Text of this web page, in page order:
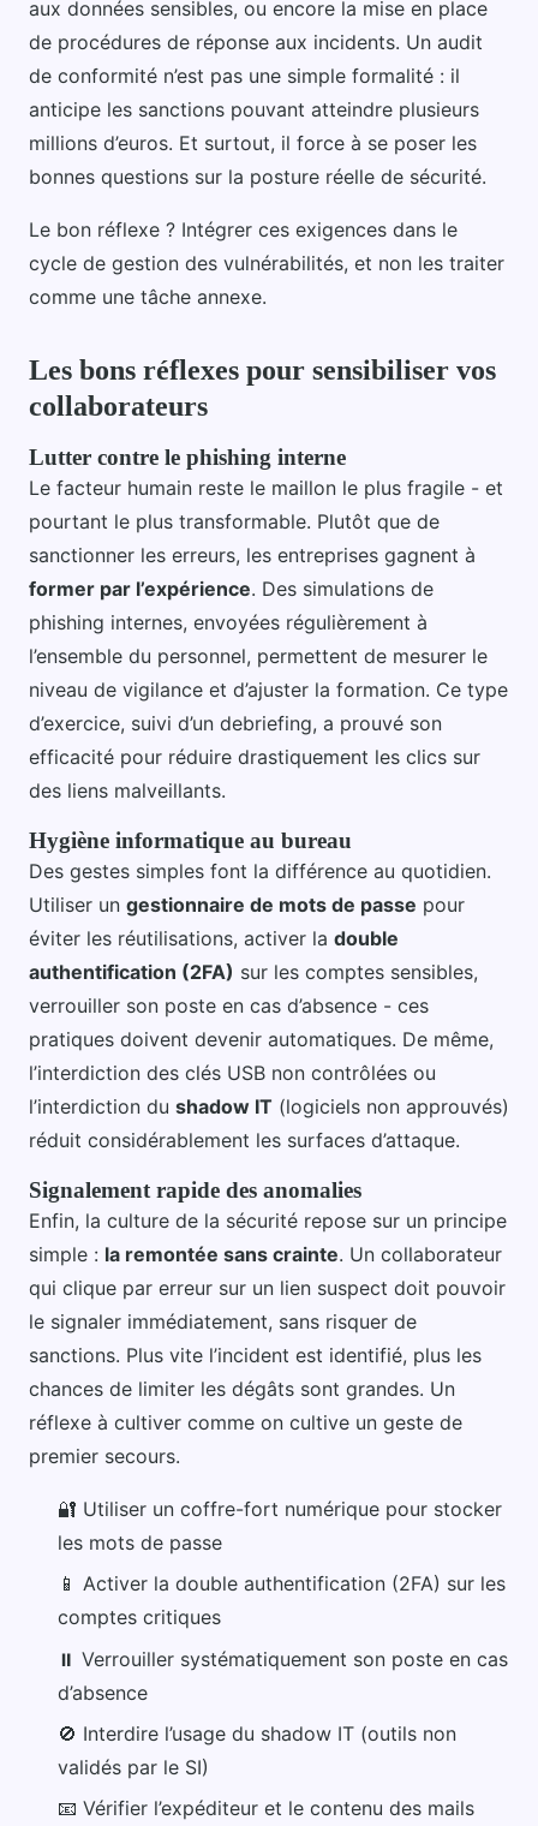
aux données sensibles, ou encore la mise en place
de procédures de réponse aux incidents. Un audit
de conformité n’est pas une simple formalité : il
anticipe les sanctions pouvant atteindre plusieurs
millions d’euros. Et surtout, il force à se poser les
bonnes questions sur la posture réelle de sécurité.
Le bon réflexe ? Intégrer ces exigences dans le
cycle de gestion des vulnérabilités, et non les traiter
comme une tâche annexe.
Les bons réflexes pour sensibiliser vos
collaborateurs
Lutter contre le phishing interne
Le facteur humain reste le maillon le plus fragile - et
pourtant le plus transformable. Plutôt que de
sanctionner les erreurs, les entreprises gagnent à
former par l’expérience. Des simulations de
phishing internes, envoyées régulièrement à
l’ensemble du personnel, permettent de mesurer le
niveau de vigilance et d’ajuster la formation. Ce type
d’exercice, suivi d’un debriefing, a prouvé son
efficacité pour réduire drastiquement les clics sur
des liens malveillants.
Hygiène informatique au bureau
Des gestes simples font la différence au quotidien.
Utiliser un gestionnaire de mots de passe pour
éviter les réutilisations, activer la double
authentification (2FA) sur les comptes sensibles,
verrouiller son poste en cas d’absence - ces
pratiques doivent devenir automatiques. De même,
l’interdiction des clés USB non contrôlées ou
l’interdiction du shadow IT (logiciels non approuvés)
réduit considérablement les surfaces d’attaque.
Signalement rapide des anomalies
Enfin, la culture de la sécurité repose sur un principe
simple : la remontée sans crainte. Un collaborateur
qui clique par erreur sur un lien suspect doit pouvoir
le signaler immédiatement, sans risquer de
sanctions. Plus vite l’incident est identifié, plus les
chances de limiter les dégâts sont grandes. Un
réflexe à cultiver comme on cultive un geste de
premier secours.
🔐 Utiliser un coffre-fort numérique pour stocker
les mots de passe
📱 Activer la double authentification (2FA) sur les
comptes critiques
⏸️ Verrouiller systématiquement son poste en cas
d’absence
🚫 Interdire l’usage du shadow IT (outils non
validés par le SI)
📧 Vérifier l’expéditeur et le contenu des mails